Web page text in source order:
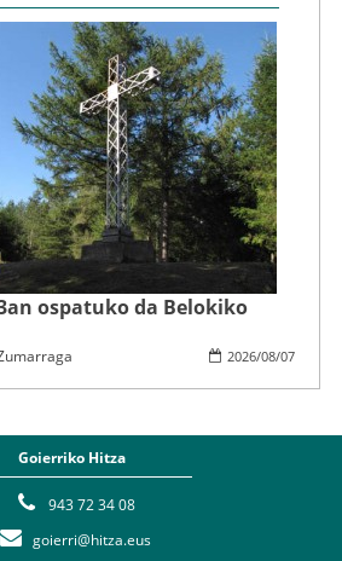
ospatuko da Belokiko
2026/08/07
Goierriko Hitza
943 72 34 08
goierri@hitza.eus